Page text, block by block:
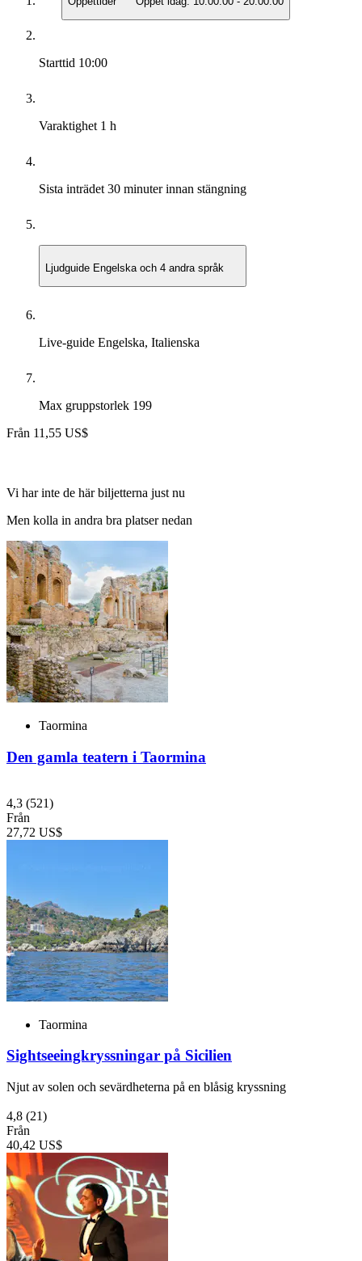
Starttid 10:00
Varaktighet 1 h
Sista inträdet30 minuter innan stängning
Ljudguide Engelska och 4 andra språk
Live-guide Engelska, Italienska
Max gruppstorlek 199
Från 11,55 US$
Vi har inte de här biljetterna just nu
Men kolla in andra bra platser nedan
Taormina
Den gamla teatern i Taormina
4,3 (521)
Från
27,72 US$
Taormina
Sightseeingkryssningar på Sicilien
Njut av solen och sevärdheterna på en blåsig kryssning
4,8 (21)
Från
40,42 US$